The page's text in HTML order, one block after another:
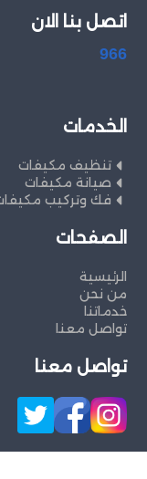
اتصل بنا الان
966
الخدمات
تنظيف مكيفات
صيانة مكيفات
فك وتركيب
الصفحات
الرئيسية
من نحن
خدماتنا
تواصل معنا
تواصل معنا